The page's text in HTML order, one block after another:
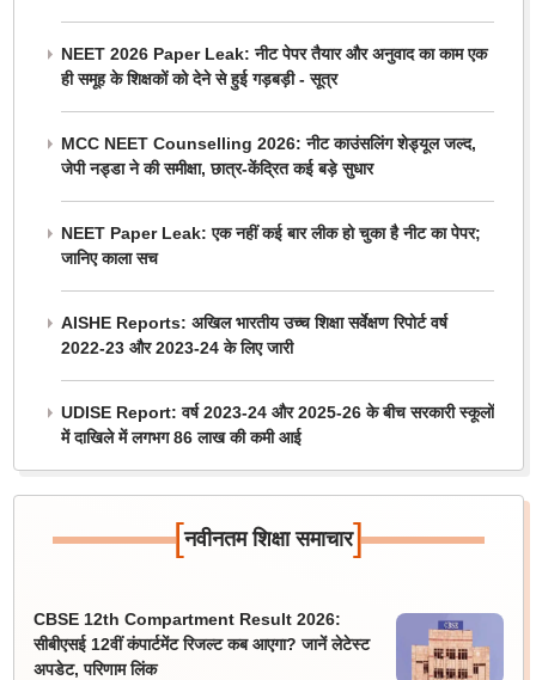
NEET 2026 Paper Leak: नीट पेपर तैयार और अनुवाद का काम एक
ही समूह के शिक्षकों को देने से हुई गड़बड़ी - सूत्र
MCC NEET Counselling 2026: नीट काउंसलिंग शेड्यूल जल्द,
जेपी नड्डा ने की समीक्षा, छात्र-केंद्रित कई बड़े सुधार
NEET Paper Leak: एक नहीं कई बार लीक हो चुका है नीट का पेपर;
जानिए काला सच
AISHE Reports: अखिल भारतीय उच्च शिक्षा सर्वेक्षण रिपोर्ट वर्ष
2022-23 और 2023-24 के लिए जारी
UDISE Report: वर्ष 2023-24 और 2025-26 के बीच सरकारी स्कूलों
में दाखिले में लगभग 86 लाख की कमी आई
[नवीनतम शिक्षा समाचार]
CBSE 12th Compartment Result 2026:
सीबीएसई 12वीं कंपार्टमेंट रिजल्ट कब आएगा? जानें लेटेस्ट
अपडेट, परिणाम लिंक